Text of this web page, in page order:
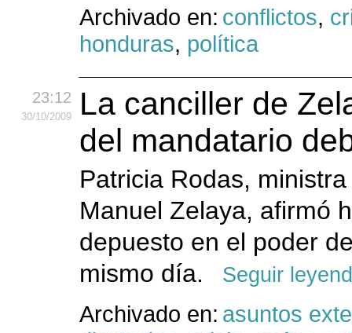
Archivado en: conflictos,
honduras, política
23:12
30/10/2009
La canciller de
del mandatario
Patricia Rodas,
Manuel Zelaya, afirmó
depuesto en el poder
mismo día.
Seguir
Archivado en: asuntos